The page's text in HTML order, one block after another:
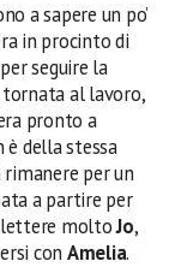
a sapere un po’
in procinto di
seguire la
tornata al lavoro,
pronto a
della stessa
per un
a partire per
moltoJo,
con Amelia.